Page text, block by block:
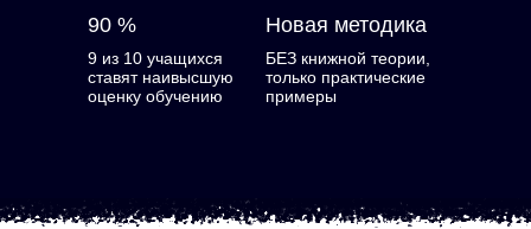
90 % Новая методика
9 из 10 учащихся
ставят наивысшую
оценку обучению
БЕЗ книжной теории,
только практические
примеры